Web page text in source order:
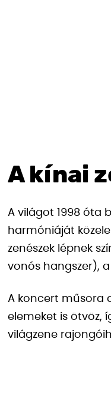
A kínai
A világot 1998 óta
harmóniáját
zenészek lépnek
vonós hangszer), a
A koncert műsora
elemeket is ötvöz,
világzene